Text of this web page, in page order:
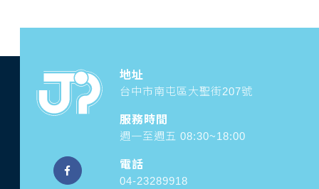
地址
台中市南屯區大聖街207號
服務時間
週一至週五 08:30~18:00
電話
04-23289918